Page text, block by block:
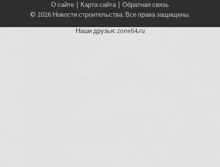
О сайте | Карта сайта | Обратная связь
© 2026 Новости строительства. Все права защищены.
Наши друзья: zone64.ru